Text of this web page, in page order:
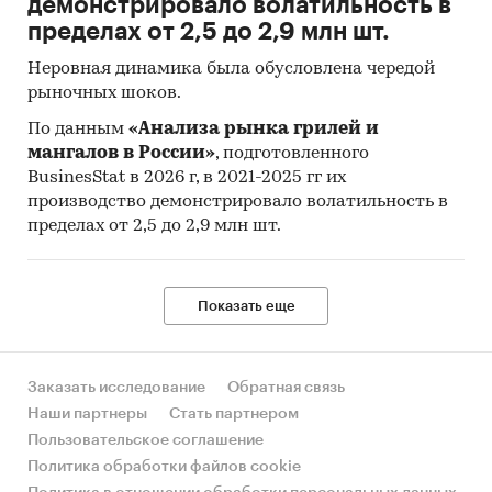
характеризует изменение во времени общего
уровня цен на товары и услуги, приобретаемые
населением для непроизводственного
потребления.
Исходной информацией для расчета ИПЦ
являются данные регистрации цен на
конкретные товары и услуги. На их основе
определяются средние сопоставимые цены
отчетного и предыдущего периодов.
Сопоставимой считается цена,
зарегистрированная в одной и той же
организации торговли (сферы услуг) на один и
Сбор данных по cредним потребительским
ценам (тарифам) на товары и услуги и ИПЦ
осуществляется органами статистического
демонстрировало волатильность в
пределах от 2,5 до 2,9 млн шт.
Неровная динамика была обусловлена чередой
рыночных шоков.
По данным «Анализа рынка грилей и
мангалов в России», подготовленного
BusinesStat в 2026 г, в 2021-2025 гг их
производство демонстрировало волатильность в
пределах от 2,5 до 2,9 млн шт.
Показать еще
Заказать исследование
Обратная связь
Наши партнеры
Стать партнером
Пользовательское соглашение
Политика обработки файлов cookie